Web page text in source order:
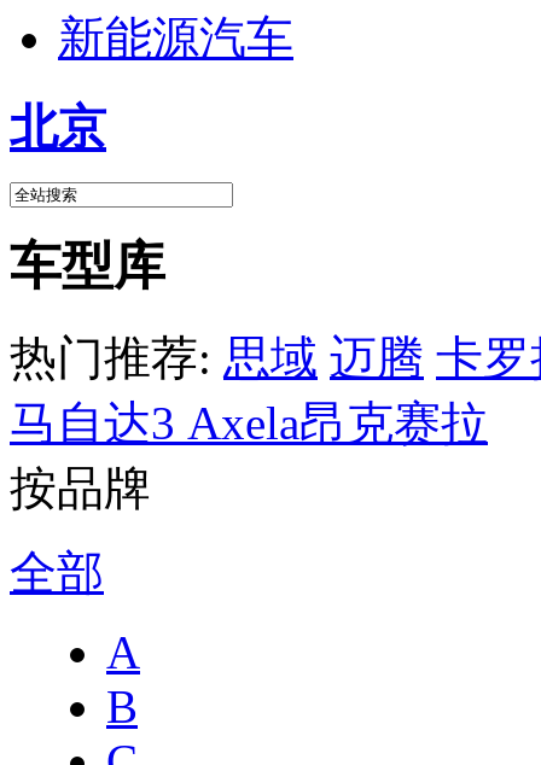
新能源汽车
北京
车型库
热门推荐: 思域 迈腾 卡罗
马自达3 Axela昂克赛拉
按品牌
全部
A
B